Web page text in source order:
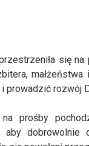
się na
prowadzić rozwój
prośby
dobrowolnie